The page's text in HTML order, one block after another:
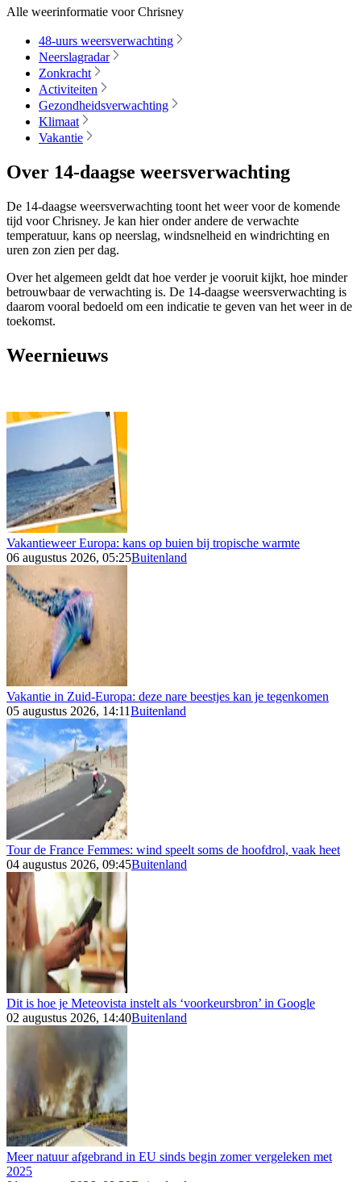
Alle weerinformatie voor Chrisney
48-uurs weersverwachting
Neerslagradar
Zonkracht
Activiteiten
Gezondheidsverwachting
Klimaat
Vakantie
Over 14-daagse weersverwachting
De 14-daagse weersverwachting toont het weer voor de komende
tijd voor Chrisney. Je kan hier onder andere de verwachte
temperatuur, kans op neerslag, windsnelheid en windrichting en
uren zon zien per dag.
Over het algemeen geldt dat hoe verder je vooruit kijkt, hoe minder
betrouwbaar de verwachting is. De 14-daagse weersverwachting is
daarom vooral bedoeld om een indicatie te geven van het weer in de
toekomst.
Weernieuws
Vakantieweer Europa: kans op buien bij tropische warmte
06 augustus 2026, 05:25Buitenland
Vakantie in Zuid-Europa: deze nare beestjes kan je tegenkomen
05 augustus 2026, 14:11Buitenland
Tour de France Femmes: wind speelt soms de hoofdrol, vaak heet
04 augustus 2026, 09:45Buitenland
Dit is hoe je Meteovista instelt als ‘voorkeursbron’ in Google
02 augustus 2026, 14:40Buitenland
Meer natuur afgebrand in EU sinds begin zomer vergeleken met
2025